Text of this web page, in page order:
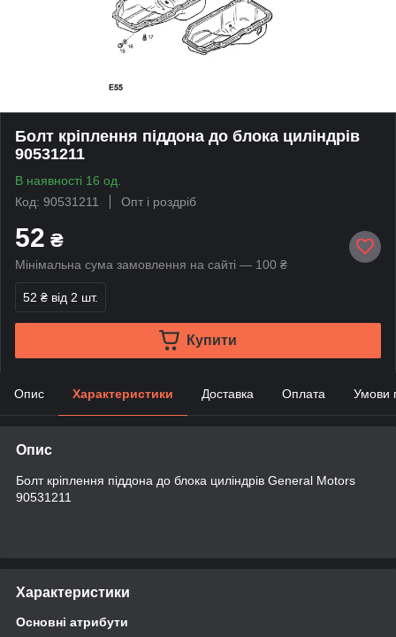
Болт кріплення піддона до блока циліндрів
90531211
В наявності 16 од.
Код: 90531211
Опт і роздріб
52 ₴
Мінімальна сума замовлення на сайті — 100 ₴
52 ₴ від 2 шт.
Купити
Опис Характеристики Доставка Оплата Умови
Опис
Болт кріплення піддона до блока циліндрів General Motors
90531211
Характеристики
Основні атрибути